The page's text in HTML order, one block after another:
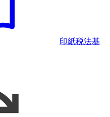
印紙税法基